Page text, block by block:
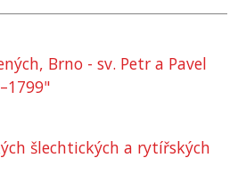
Brno - sv. Petr a Pavel
šlechtických a rytířských